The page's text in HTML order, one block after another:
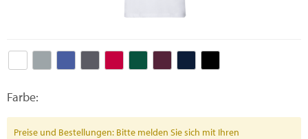
Farbe:
Preise und Bestellungen: Bitte melden Sie sich mit Ihren